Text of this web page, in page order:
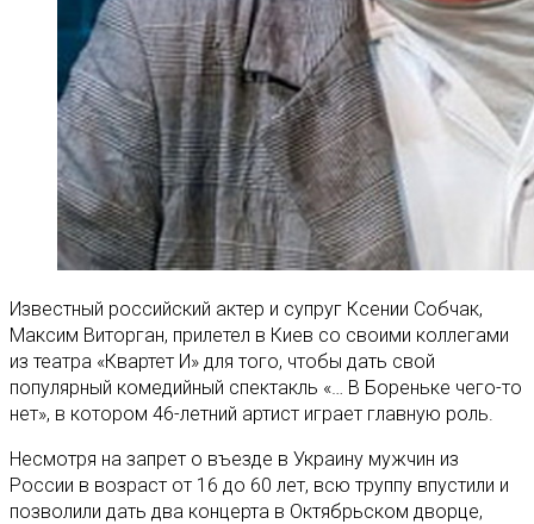
Известный российский актер и супруг Ксении Собчак,
Максим Виторган, прилетел в Киев со своими коллегами
из театра «Квартет И» для того, чтобы дать свой
популярный комедийный спектакль «… В Бореньке чего-то
нет», в котором 46-летний артист играет главную роль.
Несмотря на запрет о въезде в Украину мужчин из
России в возраст от 16 до 60 лет, всю труппу впустили и
позволили дать два концерта в Октябрьском дворце,